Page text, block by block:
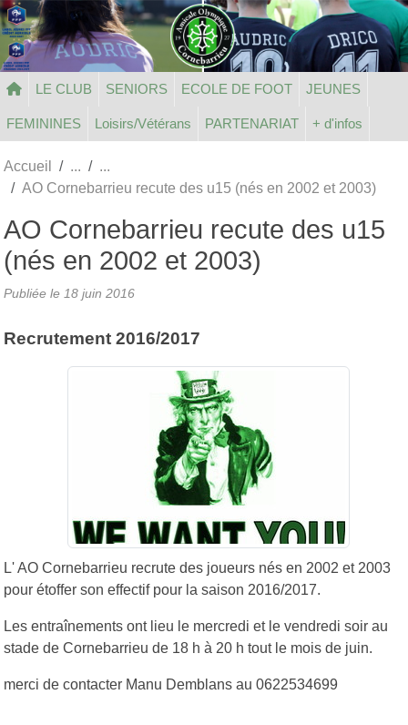
LE CLUB SENIORS ECOLE DE FOOT JEUNES
FEMININES Loisirs/Vétérans PARTENARIAT + d'infos
Accueil
AO Cornebarrieu recute des u15 (nés en 2002 et 2003)
AO Cornebarrieu recute des u15
(nés en 2002 et 2003)
Publiée le 18 juin 2016
Recrutement 2016/2017
L' AO Cornebarrieu recrute des joueurs nés en 2002 et 2003
pour étoffer son effectif pour la saison 2016/2017.
Les entraînements ont lieu le mercredi et le vendredi soir au
stade de Cornebarrieu de 18 h à 20 h tout le mois de juin.
merci de contacter Manu Demblans au 0622534699
Panneau de gestion des cookies